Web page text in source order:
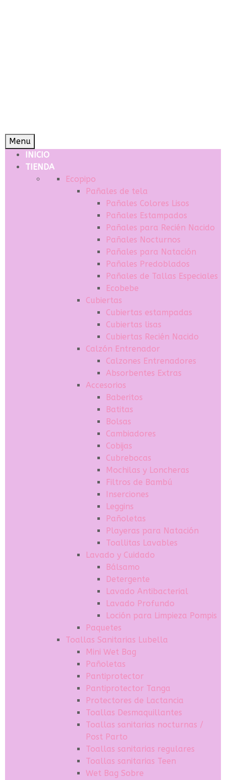
Menu
INICIO
TIENDA
Ecopipo
Pañales de tela
Pañales Colores Lisos
Pañales Estampados
Pañales para Recién Nacido
Pañales Nocturnos
Pañales para Natación
Pañales Predoblados
Pañales de Tallas Especiales
Ecobebe
Cubiertas
Cubiertas estampadas
Cubiertas lisas
Cubiertas Recién Nacido
Calzón Entrenador
Calzones Entrenadores
Absorbentes Extras
Accesorios
Baberitos
Batitas
Bolsas
Cambiadores
Cobijas
Cubrebocas
Mochilas y Loncheras
Filtros de Bambú
Inserciones
Leggins
Pañoletas
Playeras para Natación
Toallitas Lavables
Lavado y Cuidado
Bálsamo
Detergente
Lavado Antibacterial
Lavado Profundo
Loción para Limpieza Pompis
Paquetes
Toallas Sanitarias Lubella
Mini Wet Bag
Pañoletas
Pantiprotector
Pantiprotector Tanga
Protectores de Lactancia
Toallas Desmaquillantes
Toallas sanitarias nocturnas /
Post Parto
Toallas sanitarias regulares
Toallas sanitarias Teen
Wet Bag Sobre